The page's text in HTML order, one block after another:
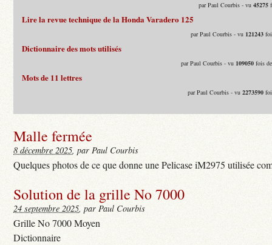
par Paul Courbis - vu45275
Lire la revue technique de la Honda Varadero 125
par Paul Courbis - vu 121243
Dictionnaire des mots utilisés
par Paul Courbis - vu 109050 fois
Mots de 11 lettres
par Paul Courbis - vu2273590
Malle fermée
8 décembre 2025, par Paul Courbis
Quelques photos de ce que donne une Pelicase iM2975 utilisée
Solution de la grille No 7000
24 septembre 2025, par Paul Courbis
Grille No 7000 Moyen
Dictionnaire